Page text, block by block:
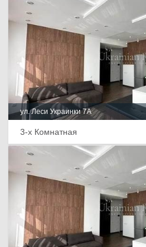
ул. Леси Украинки 7А
3-х Комнатная